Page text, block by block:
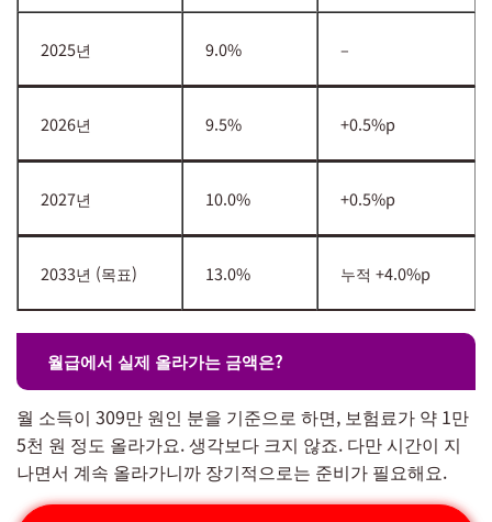
2025년 9.0% –
2026년 9.5% +0.5%p
2027년 10.0% +0.5%p
2033년 (목표) 13.0% 누적 +4.0%p
월급에서 실제 올라가는 금액은?
월 소득이 309만 원인 분을 기준으로 하면, 보험료가 약 1만
5천 원 정도 올라가요. 생각보다 크지 않죠. 다만 시간이 지
나면서 계속 올라가니까 장기적으로는 준비가 필요해요.